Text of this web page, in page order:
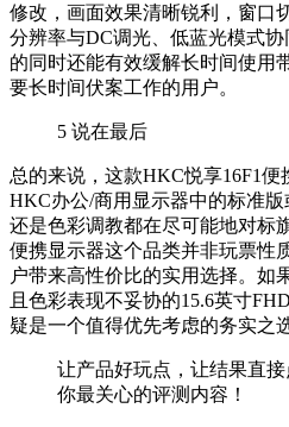
修改，画面效果清晰锐利，窗口
分辨率与DC调光、低蓝光模式
的同时还能有效缓解长时间使用
要长时间伏案工作的用户。
5 说在最后
总的来说，这款HKC悦享16F1
HKC办公/商用显示器中的标准
还是色彩调教都在尽可能地对标
便携显示器这个品类并非玩票性
户带来高性价比的实用选择。如
且色彩表现不妥协的15.6英寸
疑是一个值得优先考虑的务实之选
让产品好玩点，让结果直
你最关心的评测内容！